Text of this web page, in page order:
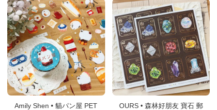
Amily Shen • 貓パン屋 PET
OURS • 森林好朋友 寶石 郵